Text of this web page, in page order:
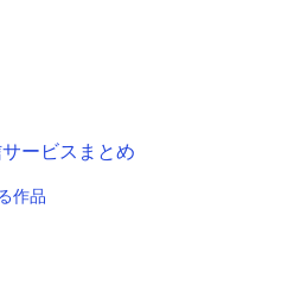
ービスまとめ
作品